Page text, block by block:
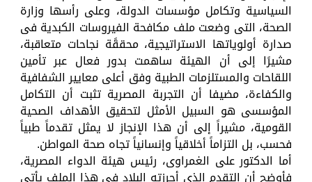
السياسية وتكامل مؤسسات الدولة، وعلى رأسها وزارة
الصحة، التى وضعت ملف مكافحة الفيروسات الكبدية فى
صدارة أولوياتها الاستراتيجية، محققًة نجاحات متعاقبة،
مشيرًا إلى أن الهيئة ساهمت بدور فعال عبر تأمين
اللقاحات والمستلزمات الطبية وفق أعلى معايير الشفافية
والكفاءة، مضيفا أن التجربة المصرية تثبت أن التكامل
المؤسسى هو السبيل الأمثل لتحقيق الأهداف الصحية
القومية، مشيراً إلى أن هذا الإنجاز لا يمثل تقدماً طبياً
فحسب، بل التزاماً أخلاقياً وإنسانياً تجاه صحة المواطن.
أما الدكتور على الغمراوى، رئيس هيئة الدواء المصرية،
فأوضح أن التقدم الذى أحرزته البلاد فى هذا الملف يأتى